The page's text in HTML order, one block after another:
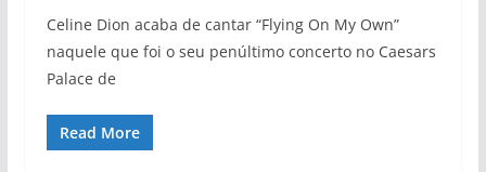
Celine Dion acaba de cantar “Flying On My Own”
naquele que foi o seu penúltimo concerto no Caesars
Palace de
Read More